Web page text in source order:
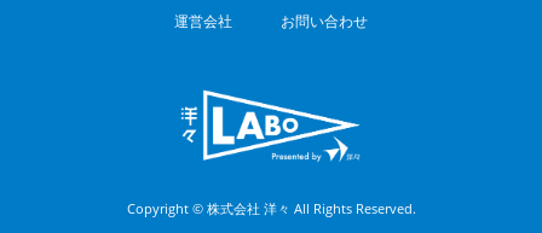
運営会社 お問い合わせ
Copyright © 株式会社 洋々 All Rights Reserved.